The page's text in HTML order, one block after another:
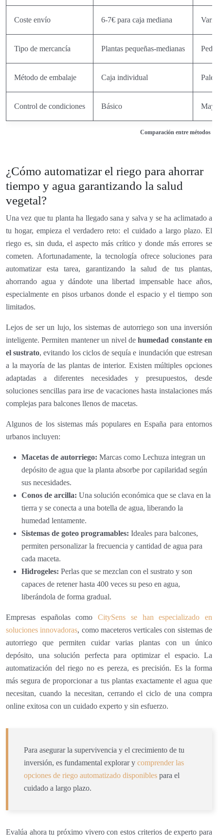
Comparación entre métodos
Coste envío 6-7€ para caja mediana
Tipo de mercancía Plantas pequeñas-medianas
Método de embalaje Caja individual
Control de condiciones Básico
¿Cómo automatizar el riego para ahorrar
tiempo y agua garantizando la salud
vegetal?
Una vez que tu planta ha llegado sana y salva y se ha aclimatado a
tu hogar, empieza el verdadero reto: el cuidado a largo plazo. El
riego es, sin duda, el aspecto más crítico y donde más errores se
cometen. Afortunadamente, la tecnología ofrece soluciones para
automatizar esta tarea, garantizando la salud de tus plantas,
ahorrando agua y dándote una libertad impensable hace años,
especialmente en pisos urbanos donde el espacio y el tiempo son
limitados.
Lejos de ser un lujo, los sistemas de autorriego son una inversión
inteligente. Permiten mantener un nivel dehumedad constante en
el sustrato, evitando los ciclos de sequía e inundación que estresan
a la mayoría de las plantas de interior. Existen múltiples opciones
adaptadas a diferentes necesidades y presupuestos, desde
soluciones sencillas para irse de vacaciones hasta instalaciones más
complejas para balcones llenos de macetas.
Algunos de los sistemas más populares en España para entornos
urbanos incluyen:
Macetas de autorriego: Marcas como Lechuza integran un
depósito de agua que la planta absorbe por capilaridad según
sus necesidades.
Conos de arcilla: Una solución económica que se clava en la
tierra y se conecta a una botella de agua, liberando la
humedad lentamente.
Sistemas de goteo programables: Ideales para balcones,
permiten personalizar la frecuencia y cantidad de agua para
cada maceta.
Hidrogeles: Perlas que se mezclan con el sustrato y son
capaces de retener hasta 400 veces su peso en agua,
liberándola de forma gradual.
Empresas españolas comoCitySens se han especializado en
soluciones innovadoras, como maceteros verticales con sistemas de
autorriego que permiten cuidar varias plantas con un único
depósito, una solución perfecta para optimizar el espacio. La
automatización del riego no es pereza, es precisión. Es la forma
más segura de proporcionar a tus plantas exactamente el agua que
necesitan, cuando la necesitan, cerrando el ciclo de una compra
online exitosa con un cuidado experto y sin esfuerzo.
Para asegurar la supervivencia y el crecimiento de tu
inversión, es fundamental explorar y comprender las
opciones de riego automatizado disponibles para el
cuidado a largo plazo.
Evalúa ahora tu próximo vivero con estos criterios de experto para